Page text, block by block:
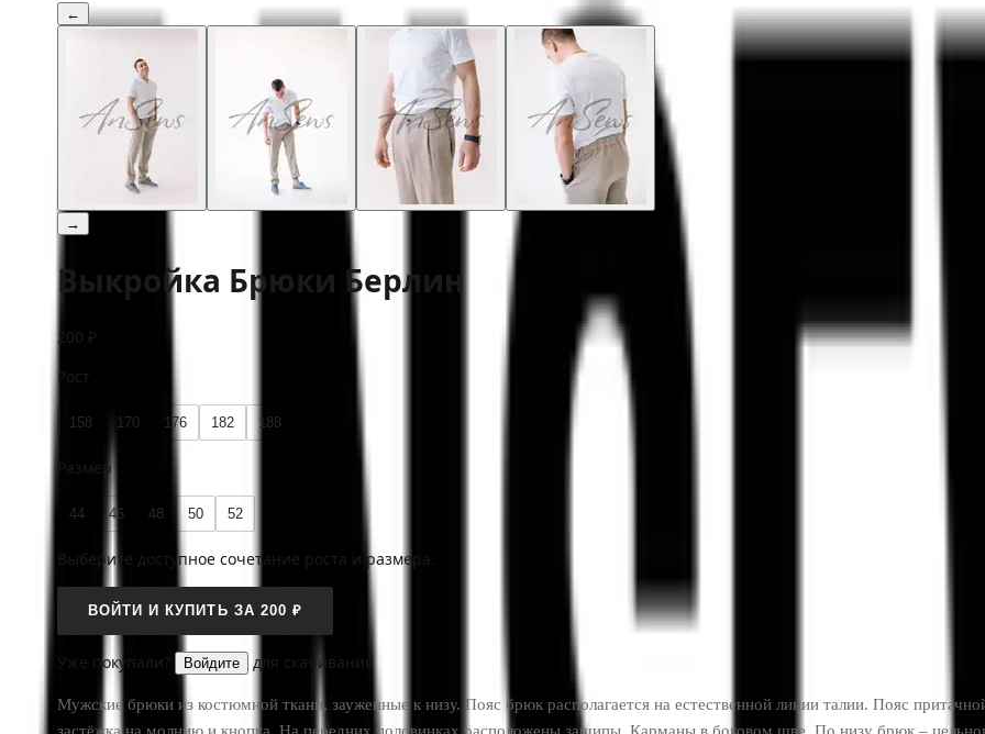
←
→
Выкройка Брюки Берлин
200 ₽
Рост
158 170 176 182 188
Размер
44 46 48 50 52
Выберите доступное сочетание роста и размера.
ВОЙТИ И КУПИТЬ ЗА 200 ₽
Уже покупали? Войдите для скачивания
Мужские брюки из костюмной ткани, зауженные к низу. Пояс брюк располагается на естественной линии талии. Пояс
застёжка на молнию и кнопка. На передних половинках расположены защипы. Карманы в боковом шве. По низу брюк –